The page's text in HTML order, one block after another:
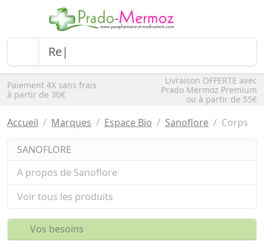
Paiement 4X sans frais
à partir de 30€
Livraison OFFERTE avec
Prado Mermoz Premium
ou à partir de 55€
Accueil Marques Espace Bio Sanoflore Corps
SANOFLORE
A propos de Sanoflore
Voir tous les produits
Vos besoins